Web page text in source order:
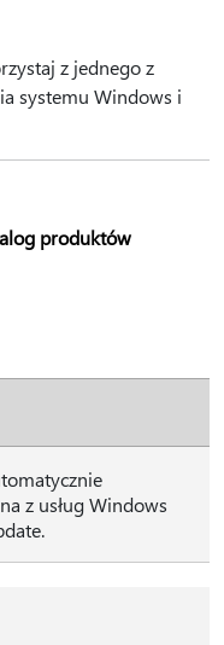
z jednego z
systemu Windows i
produktów
z usług Windows